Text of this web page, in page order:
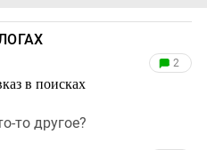
в поисках
2
то другое?